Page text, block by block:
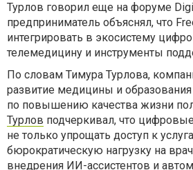
Турлов говорил еще на форуме
предприниматель объяснял, что
интегрировать в экосистему
телемедицину и инструменты
По словам Тимура Турлова,
развитие медицины и образования
по повышению качества жизни
Турлов подчеркивал, что
не только упрощать доступ к
бюрократическую нагрузку на
внедрения ИИ-ассистентов и